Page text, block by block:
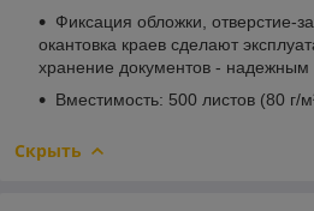
Фиксация обложки, отверстие-
окантовка краев сделают
хранение документов - надежным
Вместимость: 500 листов (80 г/
Скрыть